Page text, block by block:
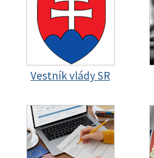
Vestník vlády SR